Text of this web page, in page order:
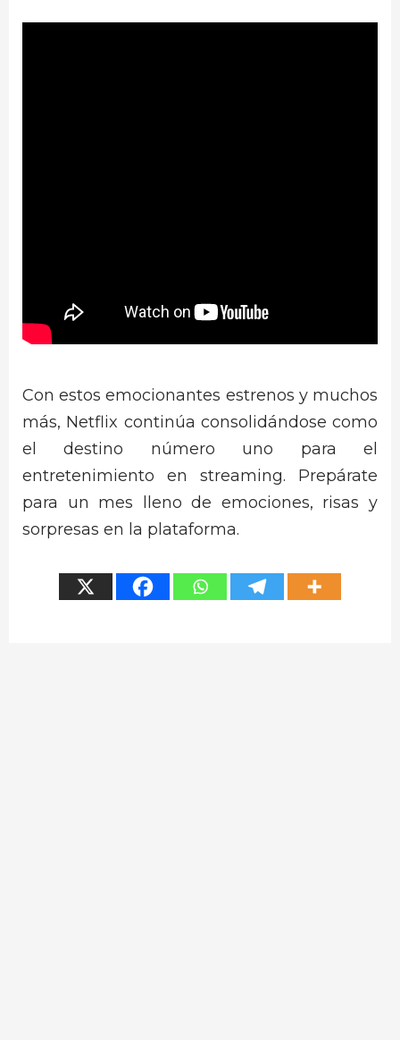
Con estos emocionantes estrenos y muchos
más, Netflix continúa consolidándose como
el destino número uno para el
entretenimiento en streaming. Prepárate
para un mes lleno de emociones, risas y
sorpresas en la plataforma.